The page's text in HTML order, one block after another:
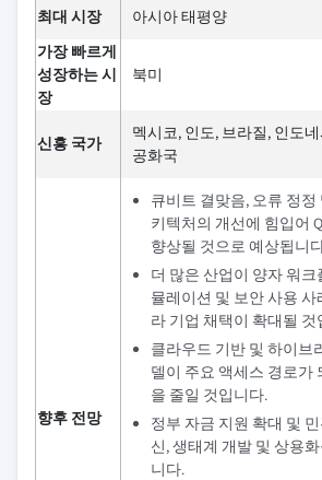
최대 시장
아시아 태평양
가장 빠르게
성장하는 시
장
북미
신흥 국가
멕시코, 인도, 브라질, 인도
공화국
향후 전망
큐비트 결맞음, 오류 정
키텍처의 개선에 힘입어
향상될 것으로 예상됩니
더 많은 산업이 양자 워크
뮬레이션 및 보안 사용
라 기업 채택이 확대될 것
클라우드 기반 및 하이브
델이 주요 액세스 경로가
을 줄일 것입니다.
정부 자금 지원 확대 및
신, 생태계 개발 및 상용
니다.